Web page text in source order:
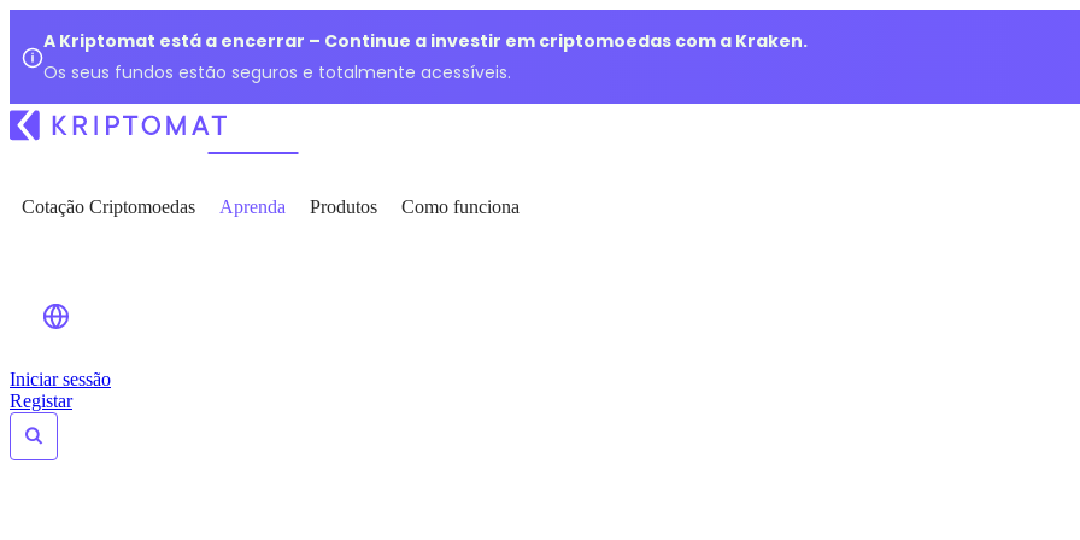
A Kriptomat está a encerrar – Continue a investir em criptomoedas com a Kraken.
Os seus fundos estão seguros e totalmente acessíveis.
Cotação Criptomoedas Aprenda Produtos Como funciona
Iniciar sessão
Registar